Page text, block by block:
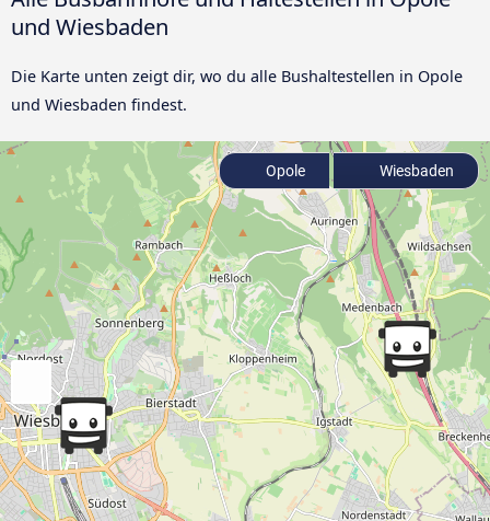
und Wiesbaden
Die Karte unten zeigt dir, wo du alle Bushaltestellen in Opole
und Wiesbaden findest.
Opole Wiesbaden